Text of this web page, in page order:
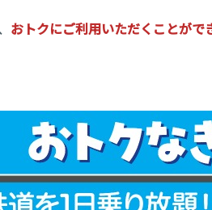
おトクにご利用いただくことがで